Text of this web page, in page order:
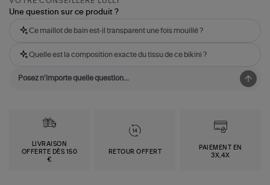
Une question sur ce produit ?
Ce maillot de bain est-il transparent une fois mouillé ?
Quelle est la composition exacte du tissu de ce bikini ?
LIVRAISON
OFFERTE DÈS 150
€
RETOUR OFFERT
PAIEMENT EN
3X,4X